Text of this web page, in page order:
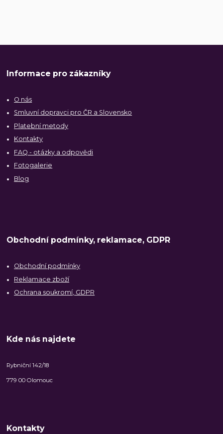
Informace pro zákazníky
O nás
Smluvní dopravci pro ČR a Slovensko
Platební metody
Kontakty
FAQ - otázky a odpovědi
Fotogalerie
Blog
Obchodní podmínky, reklamace, GDPR
Obchodní podmínky
Reklamace zboží
Ochrana soukromí, GDPR
Kde nás najdete
Rybniční 142/18
779 00 Olomouc
Kontakty